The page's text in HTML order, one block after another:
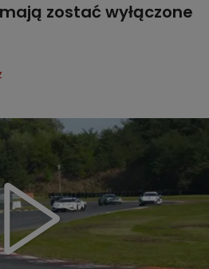
zostać wyłączone